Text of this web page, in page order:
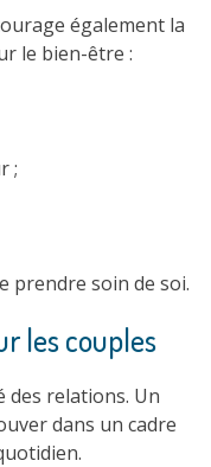
également la
le bien-être :
;
prendre soin de soi.
les couples
des relations. Un
dans un cadre